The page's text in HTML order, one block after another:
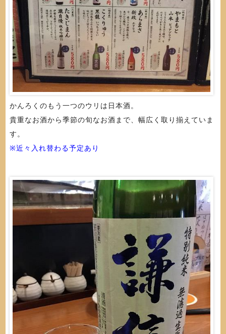
かんろくのもう一つのウリは日本酒。
貴重なお酒から季節の旬なお酒まで、幅広く取り揃えていま
す。
※近々入れ替わる予定あり